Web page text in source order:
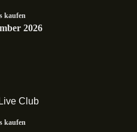
kaufen
2026
Club
kaufen